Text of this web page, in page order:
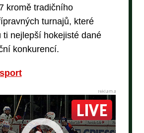
kromě tradičního
turnajů, které
nejlepší hokejisté dané
konkurencí.